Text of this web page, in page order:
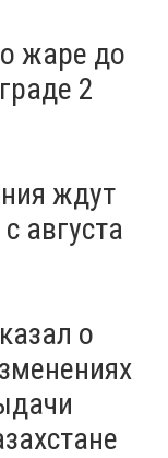
жаре до
2
ждут
августа
о